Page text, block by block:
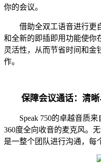
你的会议。
借助全双工语音进行更
和全新的即插即用功能使你
灵活性，从而节省时间和金
作。
保障会议通话：清晰
Speak 750的卓越音质来
360度全向收音的麦克风。
是一整个团队进行沟通，每